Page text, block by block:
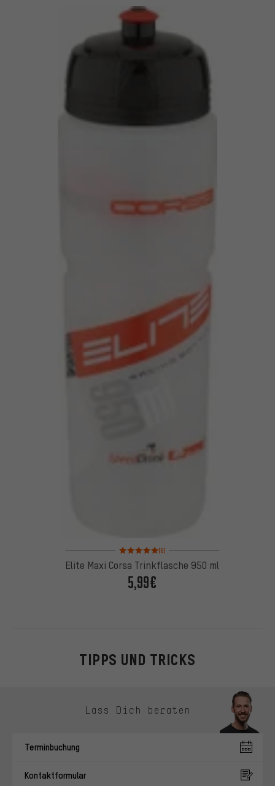
Bewertungen: 5 von 5 basierend auf 6
(6)
Elite Maxi Corsa Trinkflasche 950 ml
5,99€
TIPPS UND TRICKS
Lass Dich beraten
Terminbuchung
Kontaktformular